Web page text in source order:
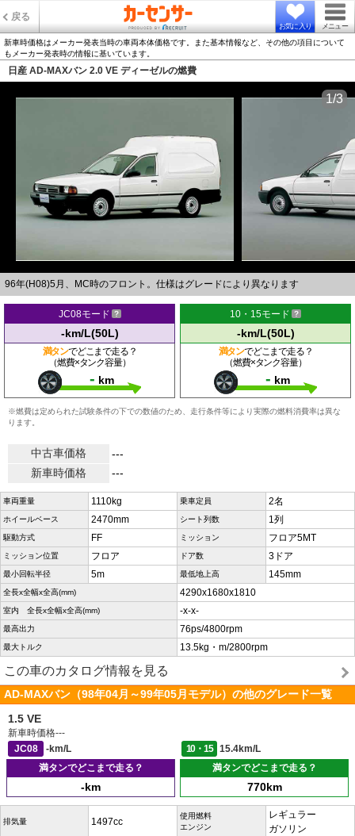
戻る
お気に入り メニュー
新車時価格はメーカー発表当時の車両本体価格です。また基本情報など、その他の項目について
もメーカー発表時の情報に基いています。
日産 AD-MAXバン 2.0 VE ディーゼルの燃費
96年(H08)5月、MC時のフロント。仕様はグレードにより異なります
1/3
JC08モード
-km/L(50L)
満タンでどこまで走る？
（燃費×タンク容量）
- km
10・15モード
-km/L(50L)
満タンでどこまで走る？
（燃費×タンク容量）
- km
※燃費は定められた試験条件の下での数値のため、走行条件等により実際の燃料消費率は異な
ります。
中古車価格
---
新車時価格
---
車両重量 1110kg 乗車定員 2名
ホイールベース 2470mm シート列数 1列
駆動方式 FF ミッション フロア5MT
ミッション位置 フロア ドア数 3ドア
最小回転半径 5m 最低地上高 145mm
全長x全幅x全高(mm) 4290x1680x1810
室内 全長x全幅x全高(mm) -x-x-
最高出力 76ps/4800rpm
最大トルク 13.5kg・m/2800rpm
この車のカタログ情報を見る
AD-MAXバン（98年04月～99年05月モデル）の他のグレード一覧
1.5 VE
新車時価格---
JC08
-km/L 10・15
15.4km/L
満タンでどこまで走る？
-km
満タンでどこまで走る？
770km
排気量 1497cc
使用燃料
エンジン
レギュラー
ガソリン